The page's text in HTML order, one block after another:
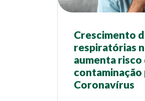
Crescimento
respiratórias
aumenta risco
Coronavírus